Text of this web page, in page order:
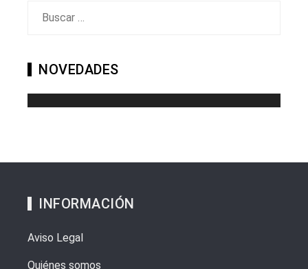
NOVEDADES
INFORMACIÓN
Aviso Legal
Quiénes somos